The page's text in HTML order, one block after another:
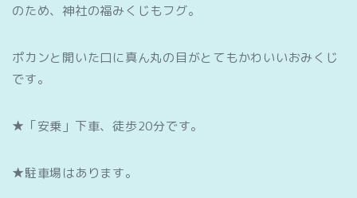
のため、神社の福みくじもフグ。
ポカンと開いた口に真ん丸の目がとてもかわいいおみくじ
です。
★「安乗」下車、徒歩20分です。
★駐車場はあります。